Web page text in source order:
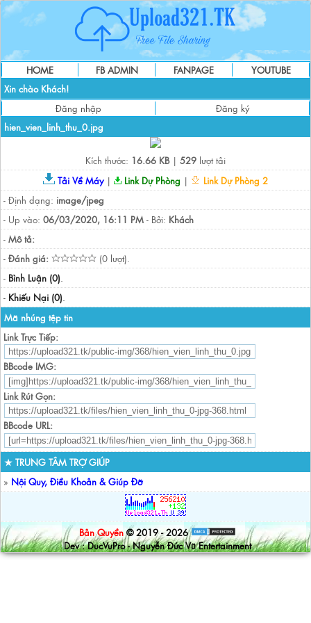
HOME FB ADMIN FANPAGE
YOUTUBE
Xin chào Khách!
Đăng nhập
Đăng ký
hien_vien_linh_thu_0.jpg
Kích thước: 16.66 KB| 529 lượt tải
Tải Về Máy| Link Dự Phòng |
Link Dự Phòng 2
- Định dạng: image/jpeg
- Up vào: 06/03/2020, 16:11 PM - Bởi: Khách
- Mô tả:
- Đánh giá:
(0 lượt).
- Bình Luận (0).
- Khiếu Nại (0).
Mã nhúng tệp tin
Link Trực Tiếp:
BBcode IMG:
Link Rút Gọn:
BBcode URL:
★ TRUNG TÂM TRỢ GIÚP
» Nội Quy, Điều Khoản & Giúp Đỡ
Bản Quyền © 2019 - 2026
Dev : DucVuPro - Nguyễn Đức Vũ Entertainment